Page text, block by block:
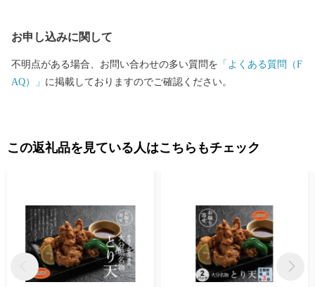
時間を頂戴するものがございます。 ・日出町にお住まいの方から
のご寄附に対しては、お礼品の送付をいたしておりません。 【ワ
ンストップ特例申請書送付先】 〒541-8790 大阪府大阪市中央区南
お申し込みに関して
不明点がある場合、お問い合わせの多い質問を 「よくある質問（F
AQ）」 に掲載しておりますのでご確認ください。
この返礼品を見ている人はこちらもチェック